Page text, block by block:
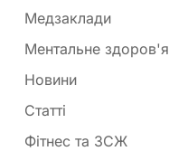
Медзаклади
Ментальне здоров'я
Новини
Статті
Фітнес та ЗСЖ